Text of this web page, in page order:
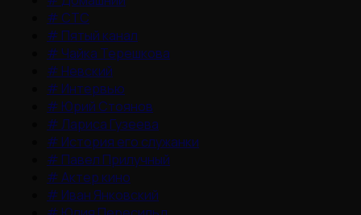
# СТС
# Пятый канал
# Чайка Терешкова
# Невский
# Интервью
# Юрий Стоянов
#Лариса Гузеева
# История его служанки
# Павел Прилучный
#Актер кино
# Иван Янковский